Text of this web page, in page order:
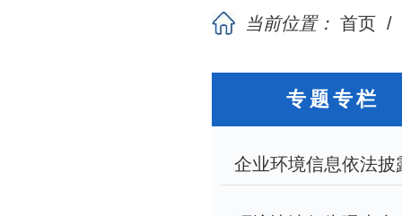
当前位置： 首页 /
专题专栏
企业环境信息依法披